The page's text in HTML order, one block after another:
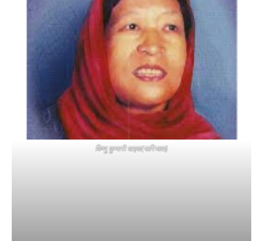
विष्णु कुमारी वाइबा(पारिजात)